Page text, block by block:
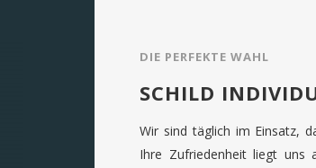
DIE PERFEKTE WAHL
SCHILD
Wir sind täglich im Einsatz,
Ihre Zufriedenheit liegt uns